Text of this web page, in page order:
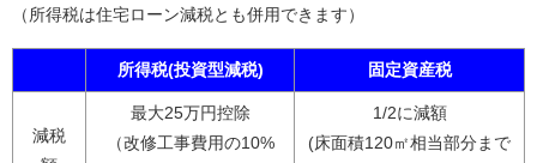
（所得税は住宅ローン減税とも併用できます）
所得税(投資型減税) 固定資産税
減税
最大25万円控除
（改修工事費用の10%
1/2に減額
(床面積120㎡相当部分まで